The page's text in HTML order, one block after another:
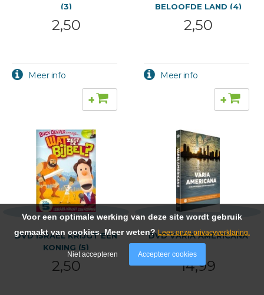
(3)
2,50
+
BELOOFDE LAND (4)
2,50
+
DVD ISRAEL KRIJGT EEN
KONING (5)
2,50
DVD VARIA AMERICANA
14,99
Voor een optimale werking van deze site wordt gebruik
gemaakt van cookies. Meer weten? Lees onze privacyverklaring.
Niet accepteren Accepteer cookies